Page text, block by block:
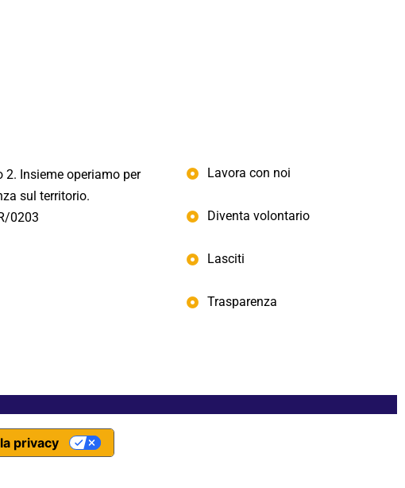
2. Insieme operiamo per
sul territorio.
0203
Lavora con noi
Diventa volontario
Lasciti
Trasparenza
privacy